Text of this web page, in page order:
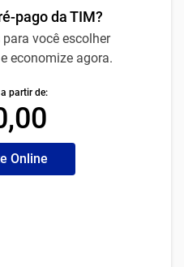
pago da TIM?
você escolher
economize agora.
partir de:
Online